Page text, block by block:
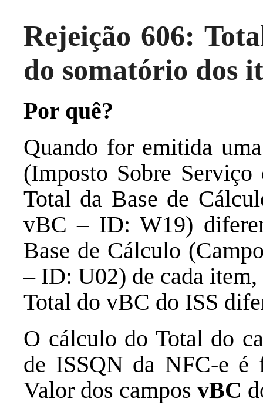
Rejeição 606:
do somatório dos
Por quê?
Quando for emitida
(Imposto Sobre
Total da Base de
vBC – ID: W19)
Base de Cálculo
– ID: U02) de cada item,
Total do vBC do ISS
O cálculo do Total do
de ISSQN da NFC-e é
Valor dos campos vBC